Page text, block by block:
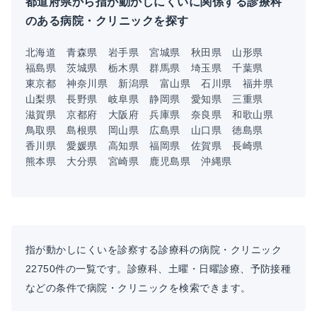
のある病院・クリニックを探す
北海道 青森県 岩手県 宮城県 秋田県
山形県
福島県
茨城県 栃木県 群馬県 埼玉県
千葉県
東京都
神奈川県 新潟県 富山県 石川県
福井県
山梨県
長野県 岐阜県 静岡県 愛知県
三重県
滋賀県
京都府 大阪府 兵庫県 奈良県
和歌山県
鳥取県
島根県 岡山県 広島県 山口県
徳島県
香川県
愛媛県 高知県 福岡県 佐賀県
長崎県
熊本県
大分県 宮崎県 鹿児島県 沖縄県
指が動かしにくいを診察する診療科の病院・クリニック
22750件の一覧です。診療科、土曜・日曜診療、予防接種
などの条件で病院・クリニックを検索できます。